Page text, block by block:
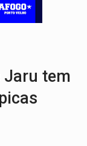
AI-5 se tornam pesquisadores
Jaru tem